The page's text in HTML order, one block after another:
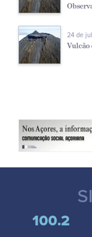
24 de
Vulcão
100.2